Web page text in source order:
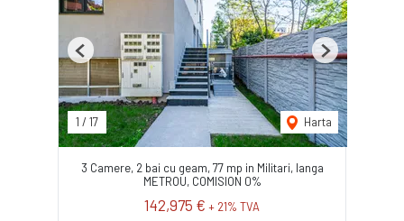
1 / 17 Harta
Previous Next
3 Camere, 2 bai cu geam, 77 mp in Militari, langa
METROU, COMISION 0%
142,975 € + 21% TVA